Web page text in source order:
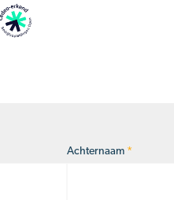
Achternaam *